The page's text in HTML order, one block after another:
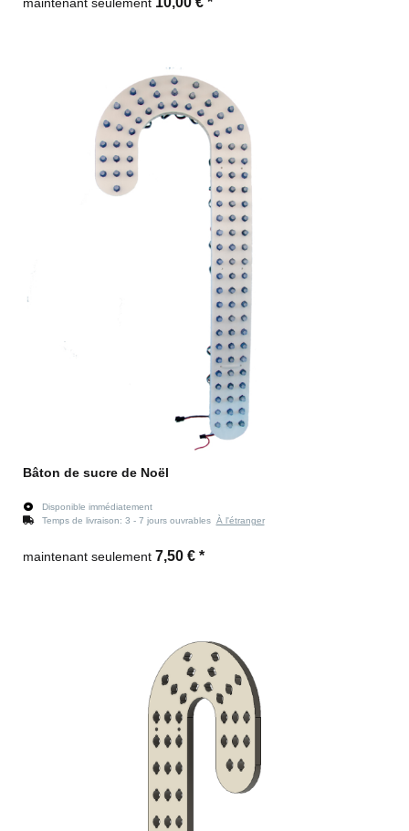
Bâton de sucre de Noël
Disponible immédiatement
Temps de livraison: 3 - 7 jours ouvrables À l'étranger
maintenant seulement 7,50 € *